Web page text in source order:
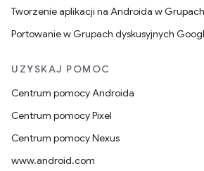
Tworzenie aplikacji na Androida w
Portowanie w Grupach dyskusyjnych
UZYSKAJ POMOC
Centrum pomocy Androida
Centrum pomocy Pixel
Centrum pomocy Nexus
www.android.com